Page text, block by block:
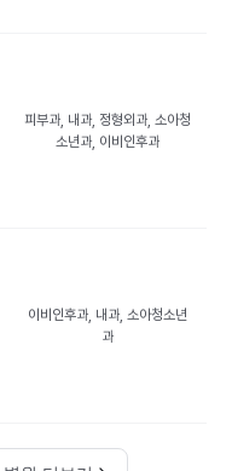
피부과, 내과, 정형외과, 소아청
소년과, 이비인후과
이비인후과, 내과, 소아청소년
과